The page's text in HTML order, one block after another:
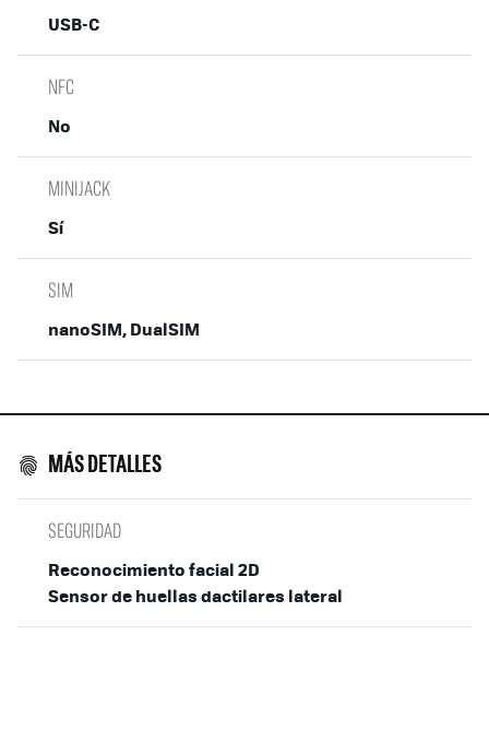
USB-C
NFC
No
MINIJACK
Sí
SIM
nanoSIM, DualSIM
MÁS DETALLES
SEGURIDAD
Reconocimiento facial 2D
Sensor de huellas dactilares lateral